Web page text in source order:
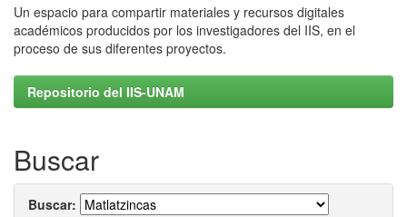
Un espacio para compartir materiales y recursos digitales
académicos producidos por los investigadores del IIS, en el
proceso de sus diferentes proyectos.
Repositorio del IIS-UNAM
Buscar
Buscar: